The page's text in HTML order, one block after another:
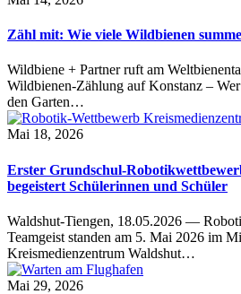
Zähl mit: Wie viele Wildbienen
Wildbiene + Partner ruft am
Wildbienen-Zählung auf Konstanz –
den Garten…
Mai 18, 2026
Erster Grundschul-
begeistert Schülerinnen und Schüler
Waldshut-Tiengen, 18.05.2026 —
Teamgeist standen am 5. Mai 2026 im
Kreismedienzentrum Waldshut…
Mai 29, 2026